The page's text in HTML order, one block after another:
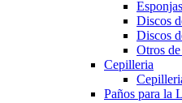
Discos
Discos
Otros
Cepilleria
Paños para la